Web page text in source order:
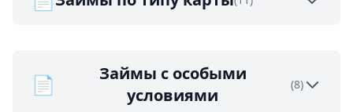
📄
Займы с особыми
условиями
(8)